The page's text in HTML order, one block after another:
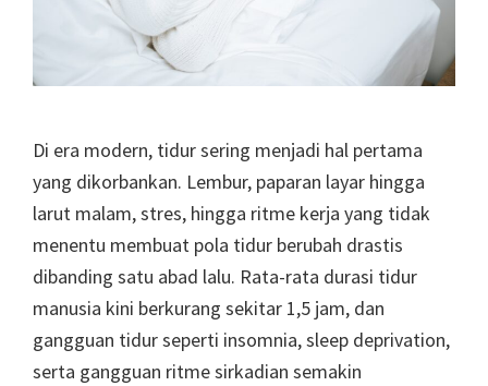
Di era modern, tidur sering menjadi hal pertama
yang dikorbankan. Lembur, paparan layar hingga
larut malam, stres, hingga ritme kerja yang tidak
menentu membuat pola tidur berubah drastis
dibanding satu abad lalu. Rata-rata durasi tidur
manusia kini berkurang sekitar 1,5 jam, dan
gangguan tidur seperti insomnia, sleep deprivation,
serta gangguan ritme sirkadian semakin